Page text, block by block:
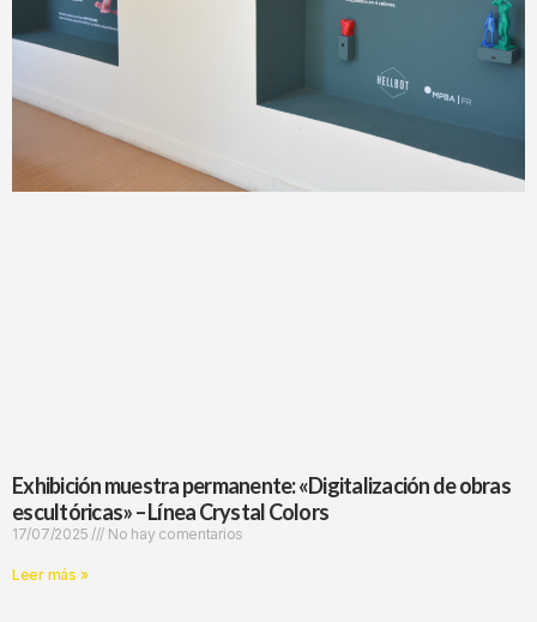
Exhibición muestra permanente: «Digitalización de obras
escultóricas» – Línea Crystal Colors
17/07/2025 No hay comentarios
Leer más »